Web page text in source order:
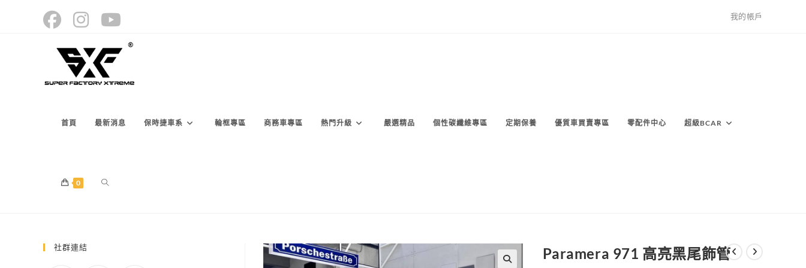
我的帳戶
首頁 最新消息 保時捷車系 輪框專區 商務車專區 熱門升級 嚴選精品 個性碳纖維專區 定期保養 優質車買賣專區 零配件中心 超級BCAR
0 TOGGLE
Paramera 971 高亮黑尾飾管
社群連結